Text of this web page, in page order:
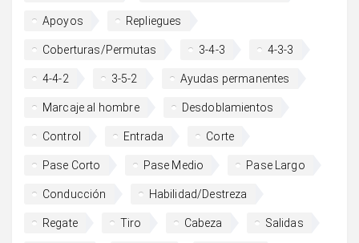
Apoyos Repliegues
Coberturas/Permutas 3-4-3 4-3-3
4-4-2 3-5-2 Ayudas permanentes
Marcaje al hombre Desdoblamientos
Control Entrada Corte
Pase Corto Pase Medio Pase Largo
Conducción Habilidad/Destreza
Regate Tiro Cabeza Salidas